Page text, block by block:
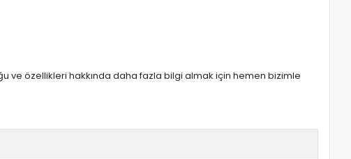
ve özellikleri hakkında daha fazla bilgi almak için hemen bizimle